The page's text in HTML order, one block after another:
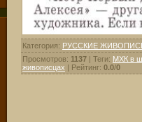
Категория: РУССКИЕ
Просмотров: 1137 | Теги: МХК в
живописцах | Рейтинг: 0.0/0